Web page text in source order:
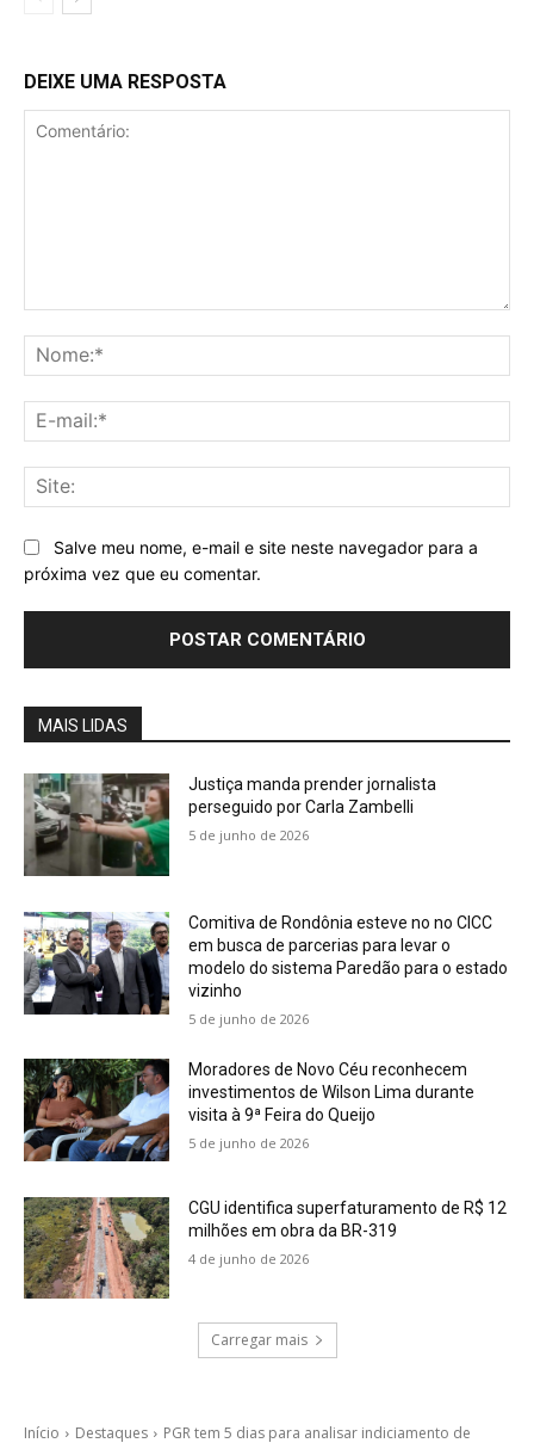
DEIXE UMA RESPOSTA
Salve meu nome, e-mail e site neste navegador para a
próxima vez que eu comentar.
MAIS LIDAS
Justiça manda prender jornalista
perseguido por Carla Zambelli
5 de junho de 2026
Comitiva de Rondônia esteve no no CICC
em busca de parcerias para levar o
modelo do sistema Paredão para o estado
vizinho
5 de junho de 2026
Moradores de Novo Céu reconhecem
investimentos de Wilson Lima durante
visita à 9ª Feira do Queijo
5 de junho de 2026
CGU identifica superfaturamento de R$ 12
milhões em obra da BR-319
4 de junho de 2026
Carregar mais